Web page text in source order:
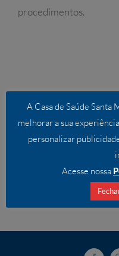
procedimentos.
A Casa de Saúde Santa
melhorar a sua
personalizar
Acesse nossa